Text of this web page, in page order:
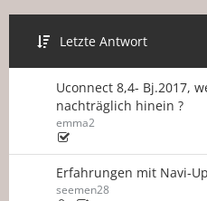
Letzte Antwort
Uconnect 8,4- Bj.2017,
nachträglich hinein ?
emma2
Erfahrungen mit Navi-
seemen28